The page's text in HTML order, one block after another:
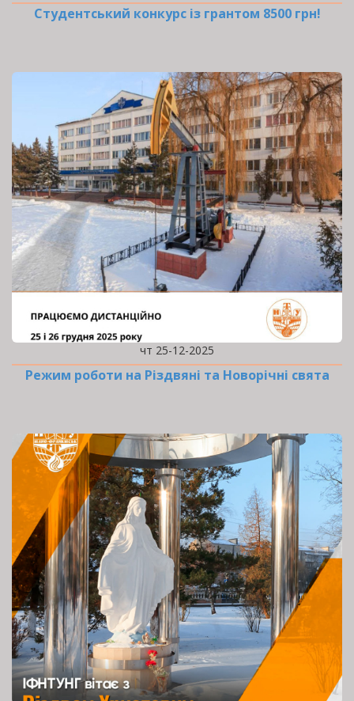
Студентський конкурс із грантом 8500 грн!
чт 25-12-2025
Режим роботи на Різдвяні та Новорічні свята